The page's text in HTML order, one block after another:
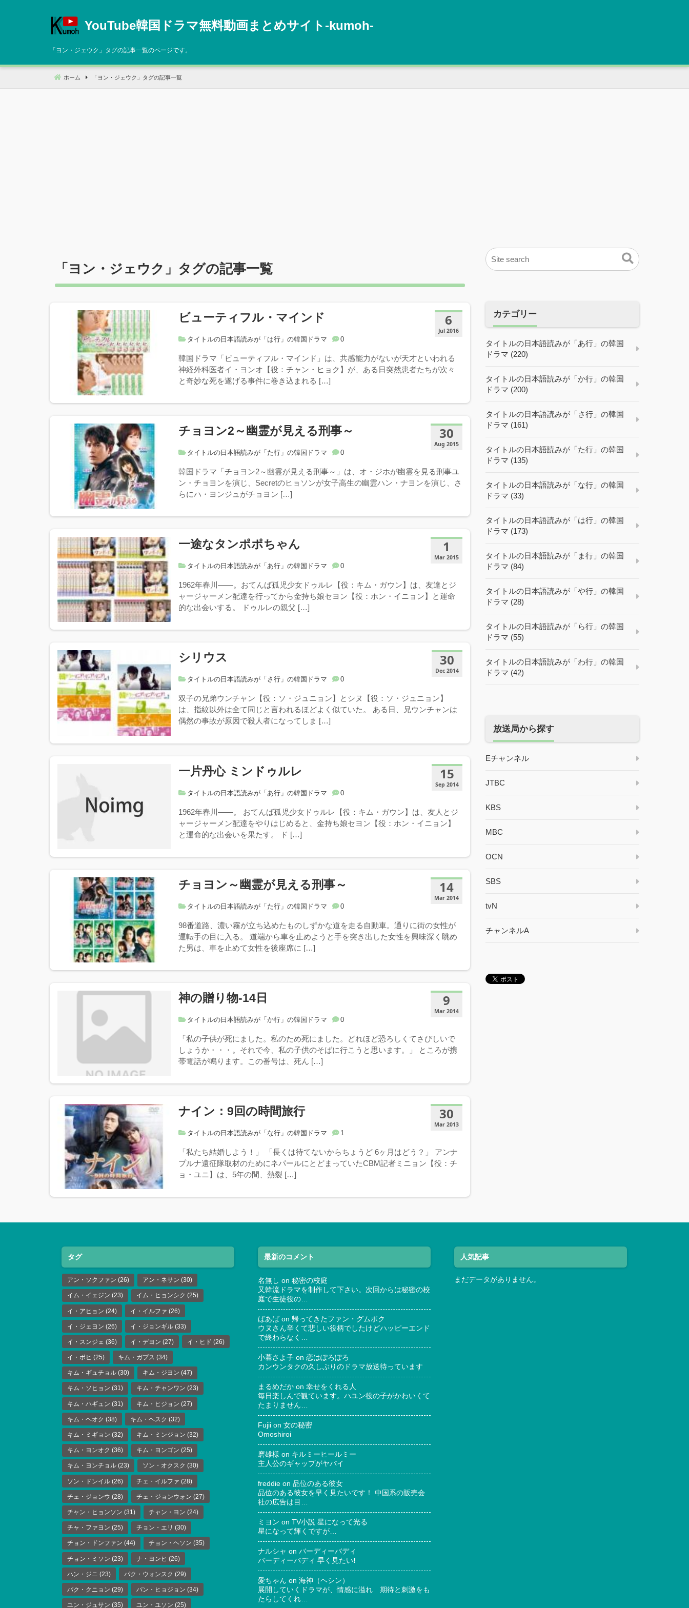
へ
動
YouTube韓国ドラマ無料動画まとめサイト‐kumoh‐
「 ヨン・ジェウク 」タグの記事一覧のページです。
ホーム 「 ヨン・ジェウク 」タグの記事一覧
「 ヨン・ジェウク 」タグの記事一覧
6
Jul 2016
ビューティフル・マインド
タイトルの日本語読みが「は行」の韓国ドラマ 0
韓国ドラマ「ビューティフル・マインド」は、共感能力がないが天才といわれる
神経外科医者イ・ヨンオ【役：チャン・ヒョク】が、ある日突然患者たちが次々
と奇妙な死を遂げる事件に巻き込まれる […]
30
Aug 2015
チョヨン2～幽霊が見える刑事～
タイトルの日本語読みが「た行」の韓国ドラマ 0
韓国ドラマ「チョヨン2～幽霊が見える刑事～」は、オ・ジホが幽霊を見る刑事ユ
ン・チョヨンを演じ、Secretのヒョソンが女子高生の幽霊ハン・ナヨンを演じ、さ
らにハ・ヨンジュがチョヨン […]
1
Mar 2015
一途なタンポポちゃん
タイトルの日本語読みが「あ行」の韓国ドラマ 0
1962年春川――。おてんば孤児少女ドゥルレ【役：キム・ガウン】は、友達とジ
ャージャーメン配達を行ってから金持ち娘セヨン【役：ホン・イニョン】と運命
的な出会いする。 ドゥルレの親父 […]
30
Dec 2014
シリウス
タイトルの日本語読みが「さ行」の韓国ドラマ 0
双子の兄弟ウンチャン【役：ソ・ジュニョン】とシヌ【役：ソ・ジュニョン】
は、指紋以外は全て同じと言われるほどよく似ていた。 ある日、兄ウンチャンは
偶然の事故が原因で殺人者になってしま […]
15
Sep 2014
一片丹心 ミンドゥルレ
タイトルの日本語読みが「あ行」の韓国ドラマ 0
1962年春川――。 おてんば孤児少女ドゥルレ【役：キム・ガウン】は、友人とジ
ャージャーメン配達をやりはじめると、金持ち娘セヨン【役：ホン・イニョン】
と運命的な出会いを果たす。 ド […]
14
Mar 2014
チョヨン～幽霊が見える刑事～
タイトルの日本語読みが「た行」の韓国ドラマ 0
98番道路、濃い霧が立ち込めたものしずかな道を走る自動車。通りに街の女性が
運転手の目に入る。 道端から車を止めようと手を突き出した女性を興味深く眺め
た男は、車を止めて女性を後座席に […]
9
Mar 2014
神の贈り物-14日
タイトルの日本語読みが「か行」の韓国ドラマ 0
「私の子供が死にました。私のため死にました。どれほど恐ろしくてさびしいで
しょうか・・・。それで今、私の子供のそばに行こうと思います。」 ところが携
帯電話が鳴ります。この番号は、死ん […]
30
Mar 2013
ナイン：9回の時間旅行
タイトルの日本語読みが「な行」の韓国ドラマ 1
「私たち結婚しよう！」 「長くは待てないからちょうど 6ヶ月はどう？」 アンナ
プルナ遠征隊取材のためにネパールにとどまっていたCBM記者ミニョン【役：チ
ョ・ユニ】は、5年の間、熱裂 […]
カテゴリー
タイトルの日本語読みが「あ行」の韓国
ドラマ (220)
タイトルの日本語読みが「か行」の韓国
ドラマ (200)
タイトルの日本語読みが「さ行」の韓国
ドラマ (161)
タイトルの日本語読みが「た行」の韓国
ドラマ (135)
タイトルの日本語読みが「な行」の韓国
ドラマ (33)
タイトルの日本語読みが「は行」の韓国
ドラマ (173)
タイトルの日本語読みが「ま行」の韓国
ドラマ (84)
タイトルの日本語読みが「や行」の韓国
ドラマ (28)
タイトルの日本語読みが「ら行」の韓国
ドラマ (55)
タイトルの日本語読みが「わ行」の韓国
ドラマ (42)
放送局から探す
Eチャンネル
JTBC
KBS
MBC
OCN
SBS
tvN
チャンネルA
タグ
アン・ソクファン (26) アン・ネサン (30)
イム・イェジン (23) イム・ヒョンシク (25)
イ・アヒョン (24) イ・イルファ (26)
イ・ジェヨン (26) イ・ジョンギル (33)
イ・スンジェ (36) イ・デヨン (27) イ・ヒド (26)
イ・ボヒ (25) キム・ガプス (34)
キム・ギュチョル (30) キム・ジヨン (47)
キム・ソヒョン (31) キム・チャンワン (23)
キム・ハギュン (31) キム・ヒジョン (27)
キム・ヘオク (38) キム・ヘスク (32)
キム・ミギョン (32) キム・ミンジョン (32)
キム・ヨンオク (36) キム・ヨンゴン (25)
キム・ヨンチョル (23) ソン・オクスク (30)
ソン・ドンイル (26) チェ・イルファ (28)
チェ・ジョンウ (28) チェ・ジョンウォン (27)
チャン・ヒョンソン (31) チャン・ヨン (24)
チャ・ファヨン (25) チョン・エリ (30)
チョン・ドンファン (44) チョン・ヘソン (35)
チョン・ミソン (23) ナ・ヨンヒ (26)
ハン・ジニ (23) パク・ウォンスク (29)
パク・クニョン (29) パン・ヒョジョン (34)
ユン・ジュサン (35) ユン・ユソン (25)
最新のコメント
名無し on 秘密の校庭
又韓流ドラマを制作して下さい。次回からは秘密の校
庭で生徒役の…
ばあば on 帰ってきたファン・グムボク
ウヌさん辛くて悲しい役柄でしたけどハッピーエンド
で終わらなく…
小暮さよ子 on 恋はぽろぽろ
カンウンタクの久しぶりのドラマ放送待っています
まるめだか on 幸せをくれる人
毎日楽しんで観ています。ハユン役の子がかわいくて
たまりません…
Fujii on 女の秘密
Omoshiroi
磨雄様 on キルミーヒールミー
主人公のギャップがヤバイ
freddie on 品位のある彼女
品位のある彼女を早く見たいです！ 中国系の販売会
社の広告は目…
ミヨン on TV小説 星になって光る
星になって輝くですが…
ナルシャ on バーディーバディ
バーディーバディ 早く見たい❗
愛ちゃん on 海神（ヘシン）
展開していくドラマが、情感に溢れ 期待と刺激をも
たらしてくれ…
人気記事
まだデータがありません。